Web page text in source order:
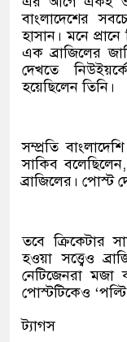
বাংলাদেশের
হাসান। মনে
এক ব্রাজিলের
দেখতে
হয়েছিলেন তিনি।
সম্প্রতি
সাকিব
ব্রাজিলের। পোস্ট
তবে ক্রিকেটার
হওয়া সত্ত্বেও
নেটিজেনরা
পোস্টটিকেও
ট্যাগস